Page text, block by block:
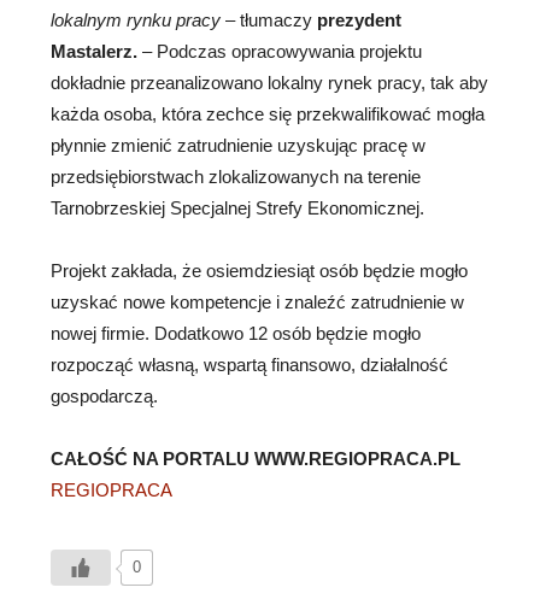
lokalnym rynku pracy – tłumaczy prezydent
Mastalerz. – Podczas opracowywania projektu
dokładnie przeanalizowano lokalny rynek pracy, tak aby
każda osoba, która zechce się przekwalifikować mogła
płynnie zmienić zatrudnienie uzyskując pracę w
przedsiębiorstwach zlokalizowanych na terenie
Tarnobrzeskiej Specjalnej Strefy Ekonomicznej.
Projekt zakłada, że osiemdziesiąt osób będzie mogło
uzyskać nowe kompetencje i znaleźć zatrudnienie w
nowej firmie. Dodatkowo 12 osób będzie mogło
rozpocząć własną, wspartą finansowo, działalność
gospodarczą.
CAŁOŚĆ NA PORTALU WWW.REGIOPRACA.PL
REGIOPRACA
0